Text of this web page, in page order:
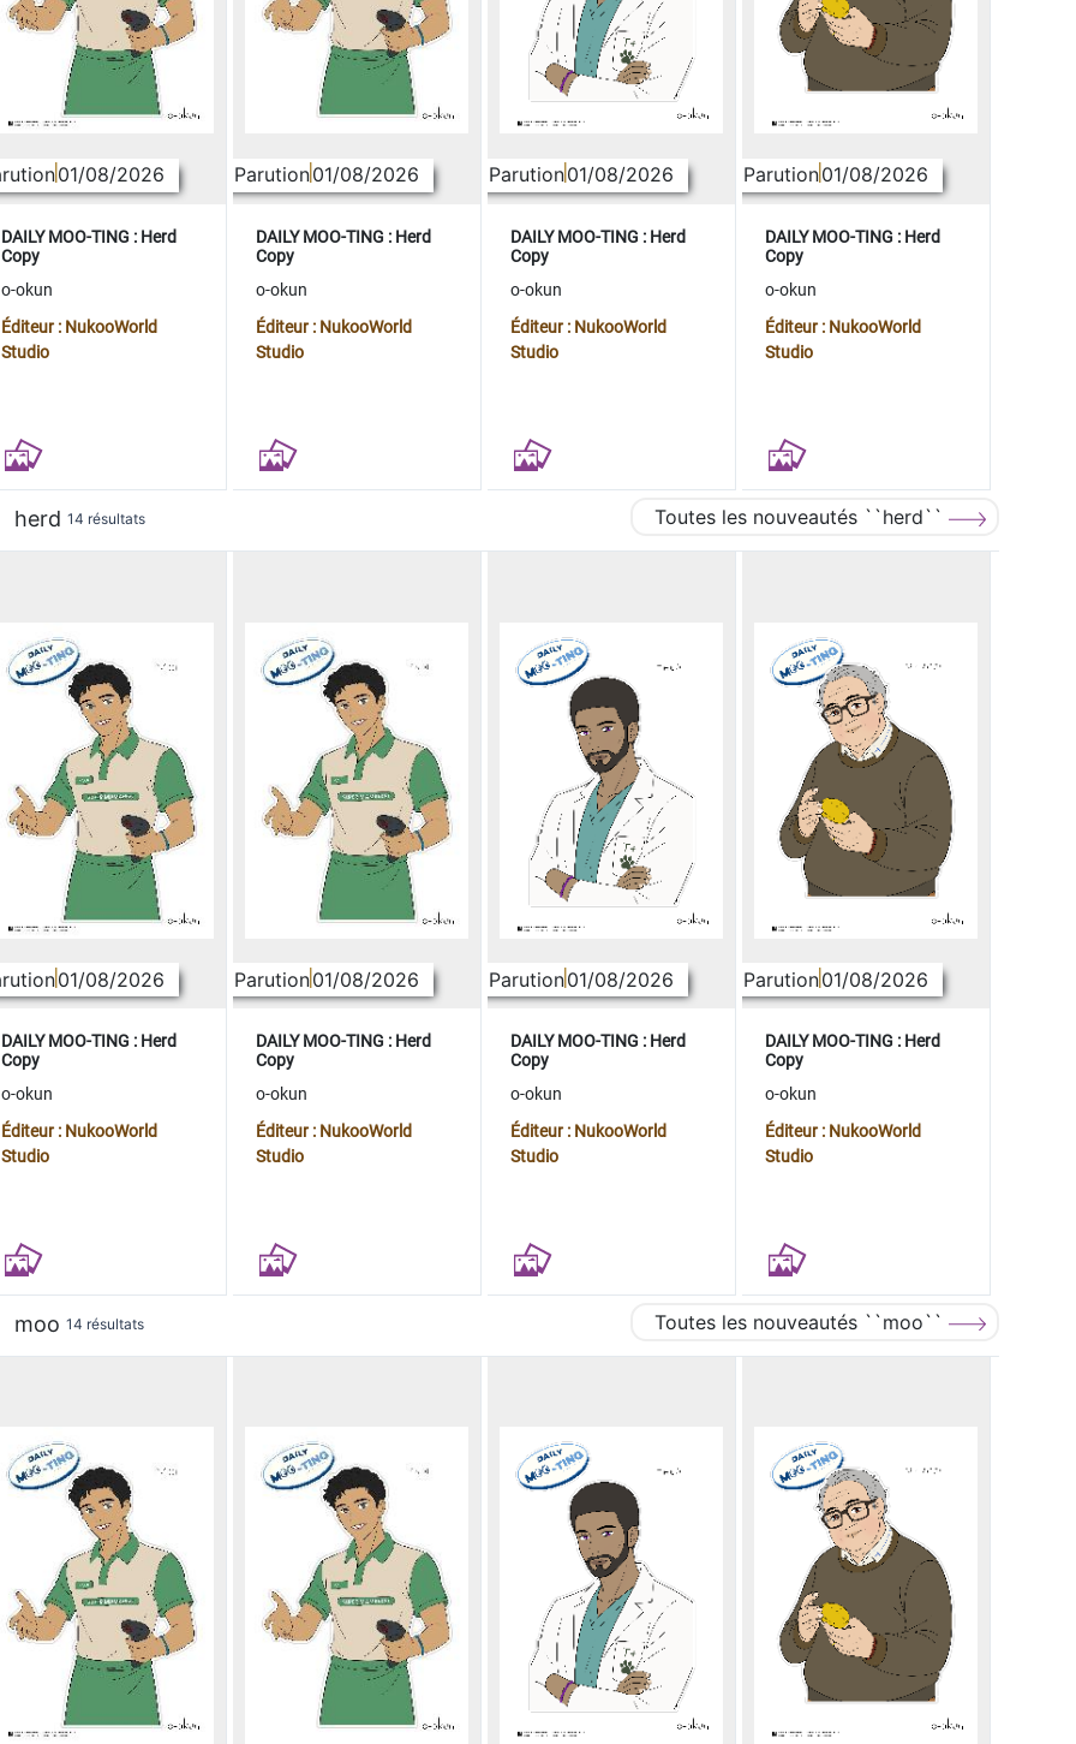
01/08/2026
DAILY MOO-TING : Herd
Copy
o-okun
Éditeur : NukooWorld
Studio
Parution01/08/2026
DAILY MOO-TING : Herd
Copy
o-okun
Éditeur : NukooWorld
Studio
Parution01/08/2026
DAILY MOO-TING : Herd
Copy
o-okun
Éditeur : NukooWorld
Studio
Parution01/08/2026
DAILY MOO-TING : Herd
Copy
o-okun
Éditeur : NukooWorld
Studio
herd 14 résultats Toutes les nouveautés ``herd``
01/08/2026
DAILY MOO-TING : Herd
Copy
o-okun
Éditeur : NukooWorld
Studio
Parution01/08/2026
DAILY MOO-TING : Herd
Copy
o-okun
Éditeur : NukooWorld
Studio
Parution01/08/2026
DAILY MOO-TING : Herd
Copy
o-okun
Éditeur : NukooWorld
Studio
Parution01/08/2026
DAILY MOO-TING : Herd
Copy
o-okun
Éditeur : NukooWorld
Studio
moo 14 résultats Toutes les nouveautés ``moo``